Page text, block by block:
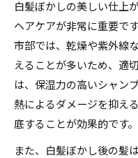
白髪ぼかしの美しい仕上
ヘアケアが非常に重要で
市部では、乾燥や紫外線
えることが多いため、適
は、保湿力の高いシャン
熱によるダメージを抑え
底することが効果的です。
また、白髪ぼかし後の髪